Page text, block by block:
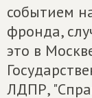
событием
фронда,
это в
ЛДПР,